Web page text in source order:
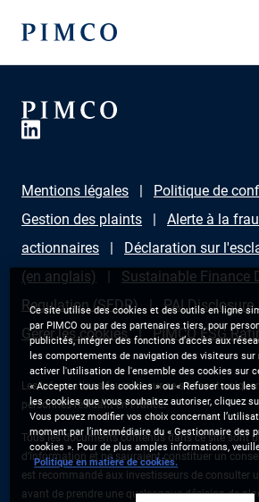
Mentions légales
Politique de
Gestion des plaints
Alerte à la
actionnaires
Déclaration sur
(en anglais)
Sustainable Finance
Regulation (SFDR)
PAI Disclosure
Gérer les cookies
PIMCO ESG
Les informations fournies sur ce site sont
personnes résidant en France.
Tous les documents contenus dans ce site sont
d’information et ne sauraient constituer un
est recommandé aux investisseurs de consulter
avant de prendre une quelconque décision de
Ce site utilise des cookies et des outils en ligne
par PIMCO ou par des partenaires tiers, pour
publicités, intégrer des fonctions d’accès aux
les comportements de navigation des visiteurs
activer l'utilisation de l'ensemble des cookies sur
« Accepter tous les cookies » ou « Refuser tous
les cookies que vous souhaitez autoriser, cliquez
Vous pouvez modifier vos choix concernant
moment par l’intermédiaire du « Gestionnaire des
cookies ». Pour de plus amples informations,
Politique en matière de cookies.